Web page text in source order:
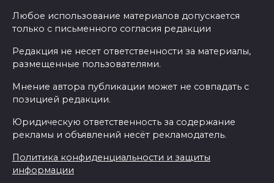
Любое использование материалов допускается
только с письменного согласия редакции
Редакция не несет ответственности за материалы,
размещенные пользователями.
Мнение автора публикации может не совпадать с
позицией редакции.
Юридическую ответственность за содержание
рекламы и объявлений несёт рекламодатель.
Политика конфиденциальности и защиты
информации